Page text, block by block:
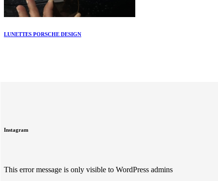
LUNETTES PORSCHE DESIGN
Instagram
This error message is only visible to WordPress admins